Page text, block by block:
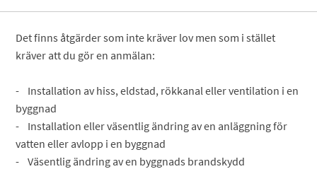
Det finns åtgärder som inte kräver lov men som i stället
kräver att du gör en anmälan:
- Installation av hiss, eldstad, rökkanal eller ventilation i en
byggnad
- Installation eller väsentlig ändring av en anläggning för
vatten eller avlopp i en byggnad
- Väsentlig ändring av en byggnads brandskydd